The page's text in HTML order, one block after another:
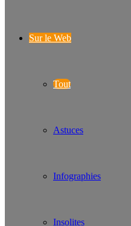
Sur le Web
Tout
Astuces
Infographies
Insolites